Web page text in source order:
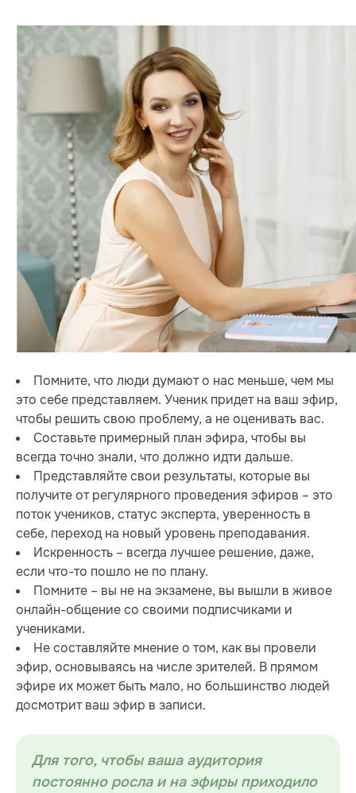
Помните, что люди думают о нас меньше, чем мы
это себе представляем. Ученик придет на ваш эфир,
чтобы решить свою проблему, а не оценивать вас.
Составьте примерный план эфира, чтобы вы
всегда точно знали, что должно идти дальше.
Представляйте свои результаты, которые вы
получите от регулярного проведения эфиров – это
поток учеников, статус эксперта, уверенность в
себе, переход на новый уровень преподавания.
Искренность – всегда лучшее решение, даже,
если что-то пошло не по плану.
Помните – вы не на экзамене, вы вышли в живое
онлайн-общение со своими подписчиками и
учениками.
Не составляйте мнение о том, как вы провели
эфир, основываясь на числе зрителей. В прямом
эфире их может быть мало, но большинство людей
досмотрит ваш эфир в записи.
Для того, чтобы ваша аудитория
постоянно росла и на эфиры приходило